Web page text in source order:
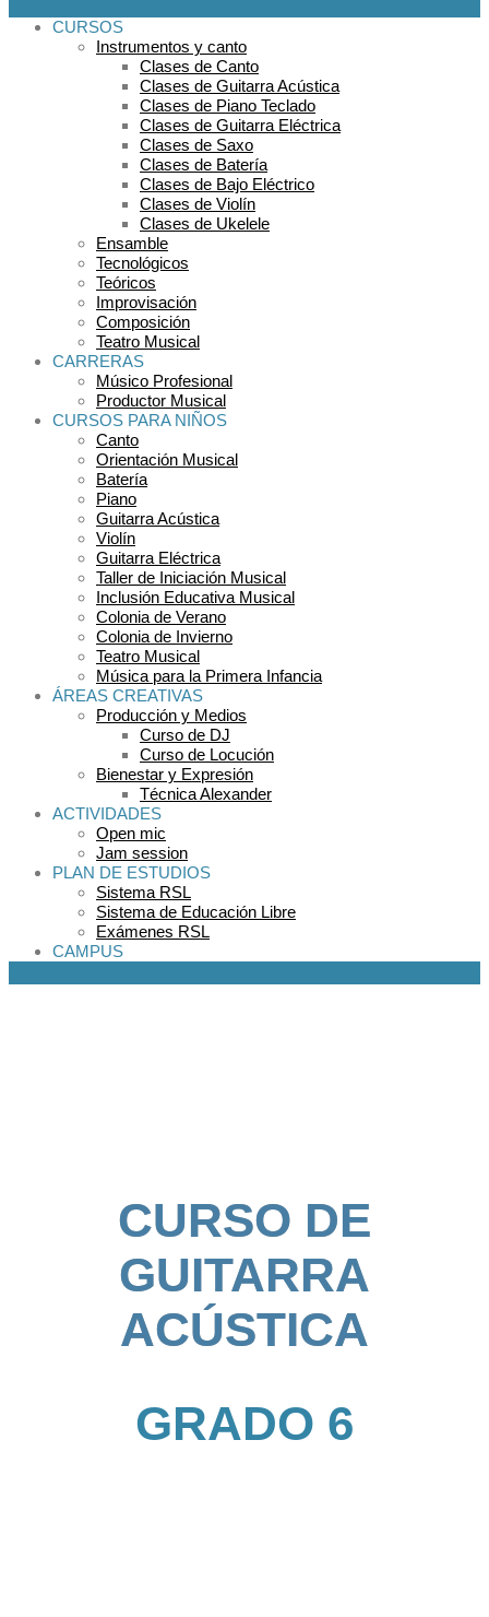
CURSOS
Instrumentos y canto
Clases de Canto
Clases de Guitarra Acústica
Clases de Piano Teclado
Clases de Guitarra Eléctrica
Clases de Saxo
Clases de Batería
Clases de Bajo Eléctrico
Clases de Violín
Clases de Ukelele
Ensamble
Tecnológicos
Teóricos
Improvisación
Composición
Teatro Musical
CARRERAS
Músico Profesional
Productor Musical
CURSOS PARA NIÑOS
Canto
Orientación Musical
Batería
Piano
Guitarra Acústica
Violín
Guitarra Eléctrica
Taller de Iniciación Musical
Inclusión Educativa Musical
Colonia de Verano
Colonia de Invierno
Teatro Musical
Música para la Primera Infancia
ÁREAS CREATIVAS
Producción y Medios
Curso de DJ
Curso de Locución
Bienestar y Expresión
Técnica Alexander
ACTIVIDADES
Open mic
Jam session
PLAN DE ESTUDIOS
Sistema RSL
Sistema de Educación Libre
Exámenes RSL
CAMPUS
CURSO DE
GUITARRA
ACÚSTICA
GRADO 6